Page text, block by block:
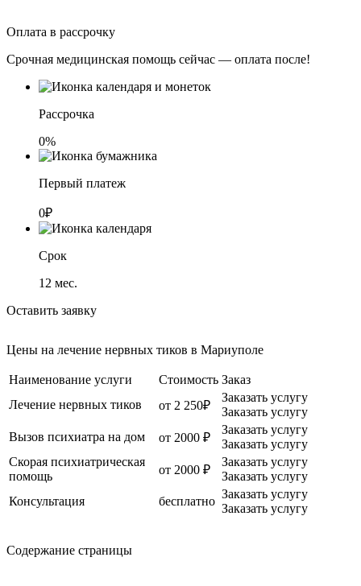
Оплата в рассрочку
Срочная медицинская помощь сейчас — оплата после!
Рассрочка
0%
Первый платеж
0₽
Срок
12 мес.
Оставить заявку
Цены на лечение нервных тиков в Мариуполе
Наименование услуги Стоимость Заказ
Лечение нервных тиков
от 2 250₽
Заказать услугу
Заказать услугу
Вызов психиатра на дом
от 2000 ₽
Заказать услугу
Заказать услугу
Скорая психиатрическая
помощь
от 2000 ₽
Заказать услугу
Заказать услугу
Консультация
бесплатно
Заказать услугу
Заказать услугу
Содержание страницы